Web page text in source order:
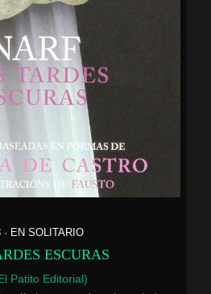
· EN SOLITARIO
ESCURAS
Patito Editorial)